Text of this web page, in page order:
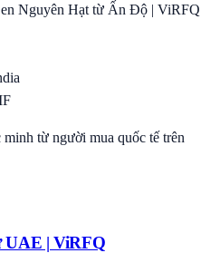
Nguyên Hạt từ Ấn Độ | ViRFQ
minh từ người mua quốc tế trên
UAE | ViRFQ